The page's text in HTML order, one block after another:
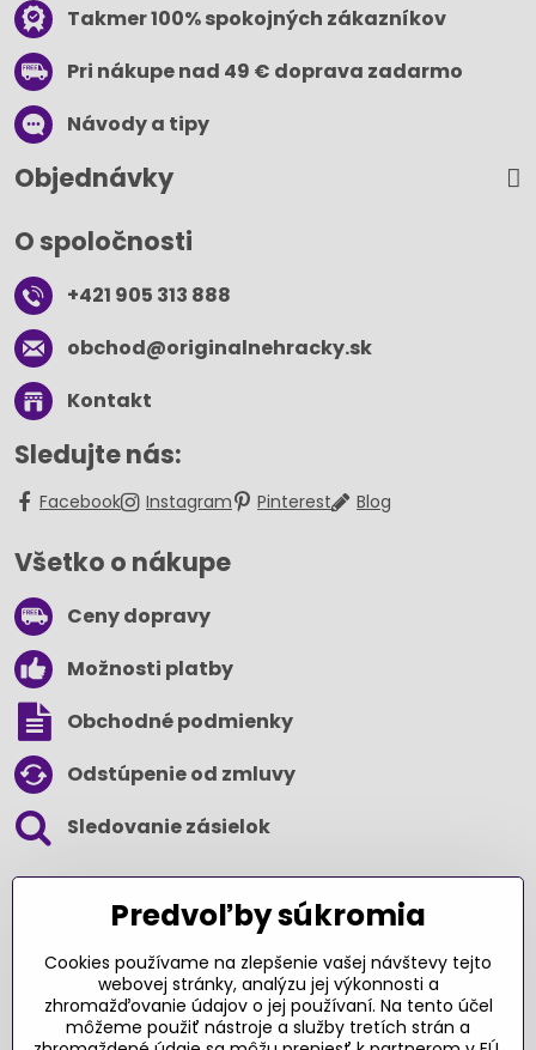
Takmer 100% spokojných zákazníkov
Pri nákupe nad 49 € doprava zadarmo
Návody a tipy
Objednávky
O spoločnosti
+421 905 313 888
obchod​@originalnehracky​.sk
Kontakt
Sledujte nás:
Facebook Instagram Pinterest Blog
Všetko o nákupe
Ceny dopravy
Možnosti platby
Obchodné podmienky
Odstúpenie od zmluvy
Sledovanie zásielok
Ďakujeme za podporu
Predvoľby súkromia
Cookies používame na zlepšenie vašej návštevy tejto
webovej stránky, analýzu jej výkonnosti a
zhromažďovanie údajov o jej používaní. Na tento účel
môžeme použiť nástroje a služby tretích strán a